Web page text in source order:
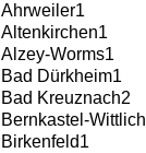
Ahrweiler1
Altenkirchen1
Alzey-Worms1
Bad Dürkheim1
Bad Kreuznach2
Bernkastel-Wittlich
Birkenfeld1